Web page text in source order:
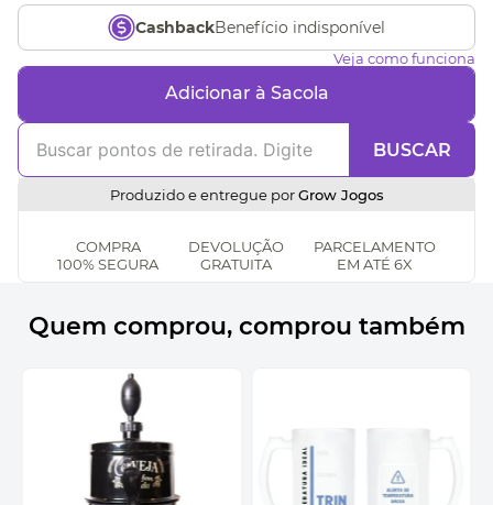
CashbackBenefício indisponível
Veja como funciona
Adicionar à Sacola
BUSCAR
Produzido e entregue por Grow Jogos
COMPRA
100% SEGURA
DEVOLUÇÃO
GRATUITA
PARCELAMENTO
EM ATÉ 6X
Quem comprou, comprou também